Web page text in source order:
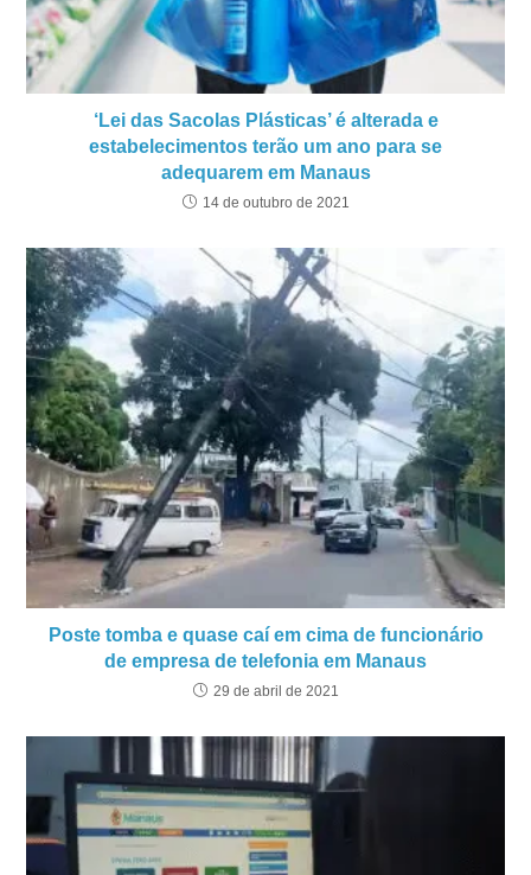
‘Lei das Sacolas Plásticas’ é alterada e
estabelecimentos terão um ano para se
adequarem em Manaus
14 de outubro de 2021
Poste tomba e quase caí em cima de funcionário
de empresa de telefonia em Manaus
29 de abril de 2021